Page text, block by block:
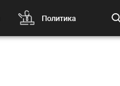
Политика